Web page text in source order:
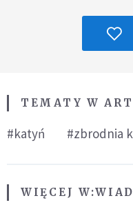
TEMATY W
#katyń #zbrodnia
WIĘCEJ W: